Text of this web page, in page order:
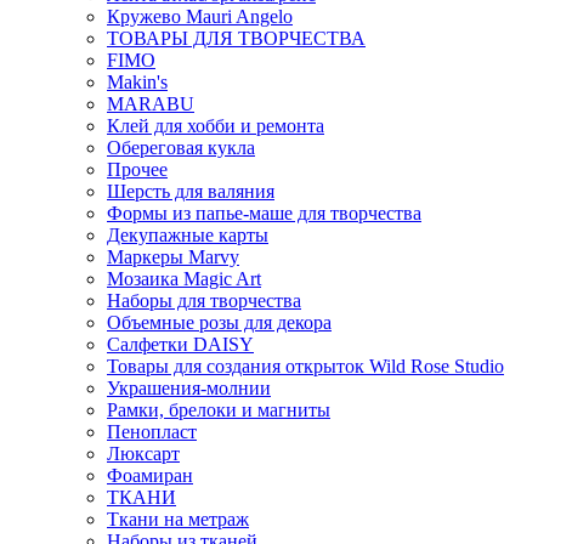
Кружево Mauri Angelo
ТОВАРЫ ДЛЯ ТВОРЧЕСТВА
FIMO
Makin's
MARABU
Клей для хобби и ремонта
Обереговая кукла
Прочее
Шерсть для валяния
Формы из папье-маше для творчества
Декупажные карты
Маркеры Marvy
Мозаика Magic Art
Наборы для творчества
Объемные розы для декора
Салфетки DAISY
Товары для создания открыток Wild Rose Studio
Украшения-молнии
Рамки, брелоки и магниты
Пенопласт
Люксарт
Фоамиран
ТКАНИ
Ткани на метраж